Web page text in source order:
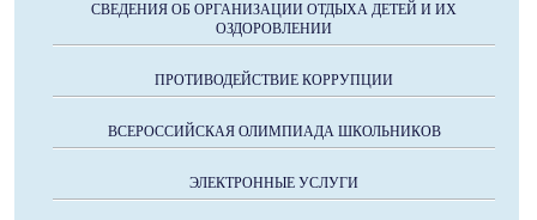
СВЕДЕНИЯ ОБ ОРГАНИЗАЦИИ ОТДЫХА ДЕТЕЙ И ИХ
ОЗДОРОВЛЕНИИ
ПРОТИВОДЕЙСТВИЕ КОРРУПЦИИ
ВСЕРОССИЙСКАЯ ОЛИМПИАДА ШКОЛЬНИКОВ
ЭЛЕКТРОННЫЕ УСЛУГИ